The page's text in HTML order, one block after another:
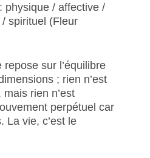
physique / affective /
spirituel (Fleur
repose sur l’équilibre
; rien n’est
rien n’est
perpétuel car
La vie, c’est le